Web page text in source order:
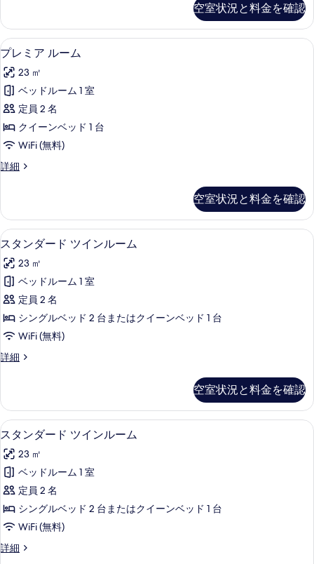
示
す
る
ム
の
す
べ
て
の
写
真
を
す
る
ツ
イ
ン
ー
ム
詳
細
空室状況と料金を確認
プ
レ
ミ
ア
ル
ー
ム
の
べ
て
の
写
真
を
表
示
す
プレミア ルーム | ミニバー、セーフ
7
プレミア ルーム
23 ㎡
ベッドルーム 1 室
定員 2 名
クイーンベッド 1 台
WiFi (無料)
詳細
プ
ル
ー
ム
詳
細
空室状況と料金を確認
ス
タ
ン
ダ
ー
ド
ツ
イ
ル
ー
ム
の
す
べ
て
の
写
ミニバー、セーフティボックス (室内
4
スタンダード ツインルーム
23 ㎡
ベッドルーム 1 室
定員 2 名
シングルベッド 2 台またはクイーンベッド 1 台
WiFi (無料)
詳細
ス
ー
ド
ツ
ン
ル
ム
の
詳
細
空室状況と料金を確認
ス
タ
ン
ダ
ー
ド
ツ
イ
ミニバー、セーフティボックス (室内
4
スタンダード ツインルーム
23 ㎡
ベッドルーム 1 室
定員 2 名
シングルベッド 2 台またはクイーンベッド 1 台
WiFi (無料)
詳細
ス